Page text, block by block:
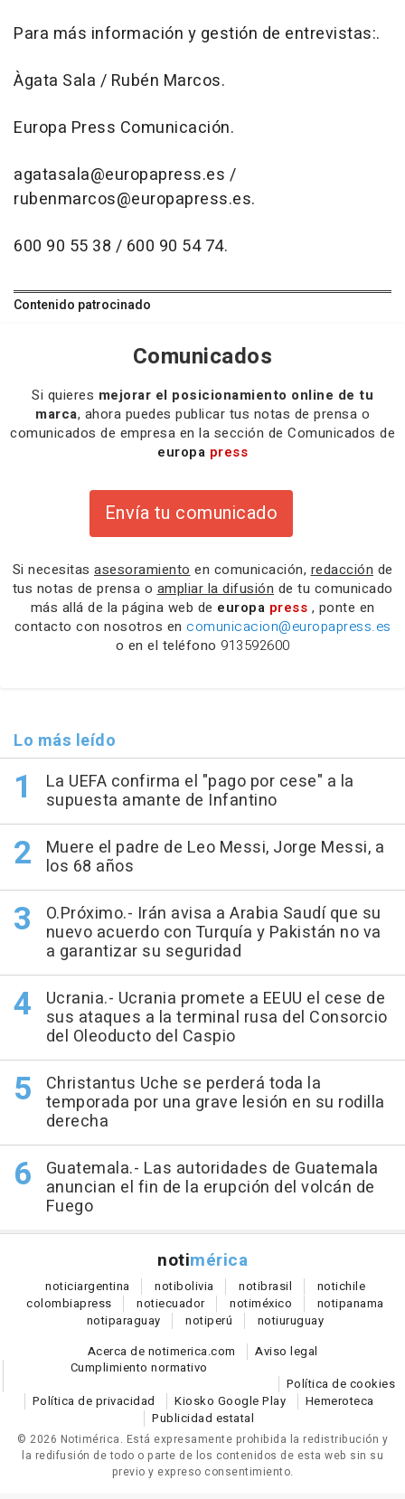
Para más información y gestión de entrevistas:.
Àgata Sala / Rubén Marcos.
Europa Press Comunicación.
agatasala@europapress.es /
rubenmarcos@europapress.es.
600 90 55 38 / 600 90 54 74.
Contenido patrocinado
Comunicados
Si quieres mejorar el posicionamiento online de tu
marca, ahora puedes publicar tus notas de prensa o
comunicados de empresa en la sección de Comunicados de
europa press
Envía tu comunicado
Si necesitas asesoramiento en comunicación, redacción de
tus notas de prensa o ampliar la difusión de tu comunicado
más allá de la página web de europa press , ponte en
contacto con nosotros en comunicacion@europapress.es
o en el teléfono 913592600
Lo más leído
La UEFA confirma el "pago por cese" a la
supuesta amante de Infantino
Muere el padre de Leo Messi, Jorge Messi, a
los 68 años
O.Próximo.- Irán avisa a Arabia Saudí que su
nuevo acuerdo con Turquía y Pakistán no va
a garantizar su seguridad
Ucrania.- Ucrania promete a EEUU el cese de
sus ataques a la terminal rusa del Consorcio
del Oleoducto del Caspio
Christantus Uche se perderá toda la
temporada por una grave lesión en su rodilla
derecha
Guatemala.- Las autoridades de Guatemala
anuncian el fin de la erupción del volcán de
Fuego
notimérica
noticiargentina notibolivia notibrasil notichile
colombiapress notiecuador notiméxico notipanama
notiparaguay notiperú notiuruguay
Acerca de notimerica.com
Aviso legal
Cumplimiento normativo
Política de cookies
Política de privacidad
Kiosko Google Play
Hemeroteca
Publicidad estatal
© 2026 Notimérica. Está expresamente prohibida la redistribución y
la redifusión de todo o parte de los contenidos de esta web sin su
previo y expreso consentimiento.